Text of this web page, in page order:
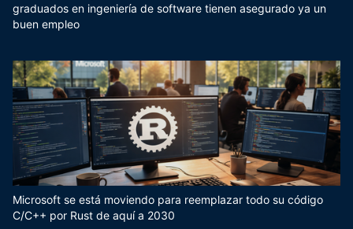
graduados en ingeniería de software tienen asegurado ya un
buen empleo
Microsoft se está moviendo para reemplazar todo su código
C/C++ por Rust de aquí a 2030